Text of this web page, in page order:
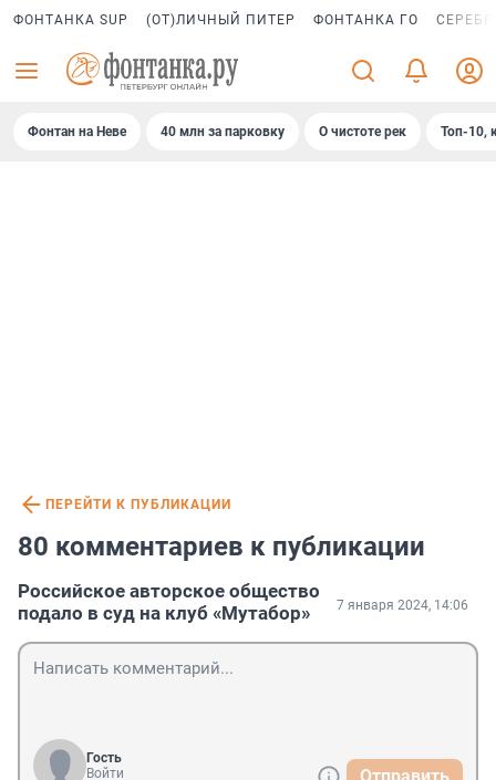
ФОНТАНКА SUP (ОТ)ЛИЧНЫЙ ПИТЕР ФОНТАНКА ГО
Фонтан на Неве 40 млн за парковку О чистоте рек Топ-10,
ПЕРЕЙТИ К ПУБЛИКАЦИИ
80 комментариев к публикации
Российское авторское общество
подало в суд на клуб «Мутабор»
7 января 2024, 14:06
Гость
Войти